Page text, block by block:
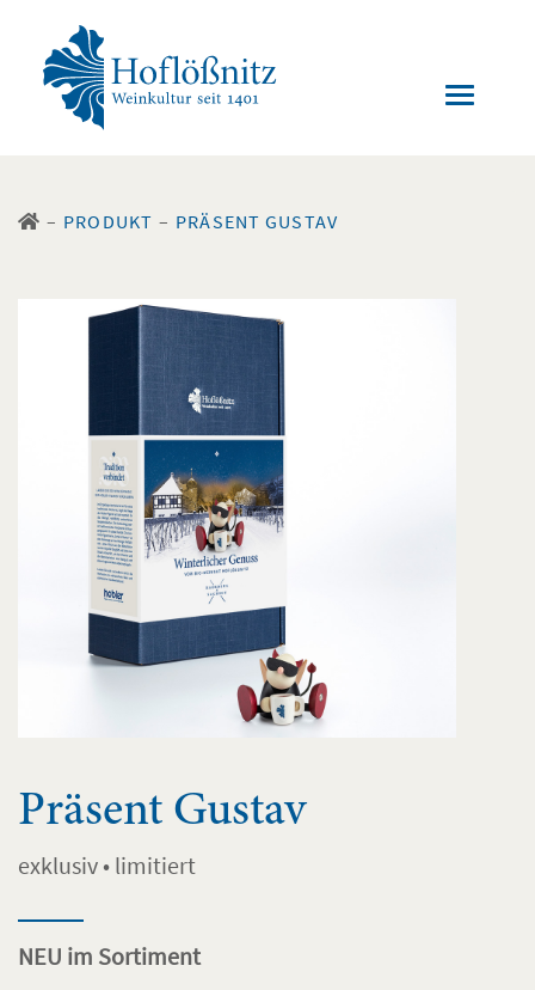
– PRODUKT – PRÄSENT GUSTAV
Präsent Gustav
exklusiv • limitiert
NEU im Sortiment